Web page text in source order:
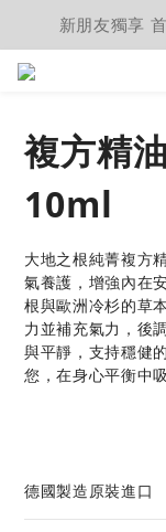
新朋友獨享
複方精
10ml
大地之根純菁複方
氣養護，增強內在
根與歐洲冷杉的草
力並補充氣力，後
與平靜，支持穩健
您，在身心平衡中
德國製造原裝進口